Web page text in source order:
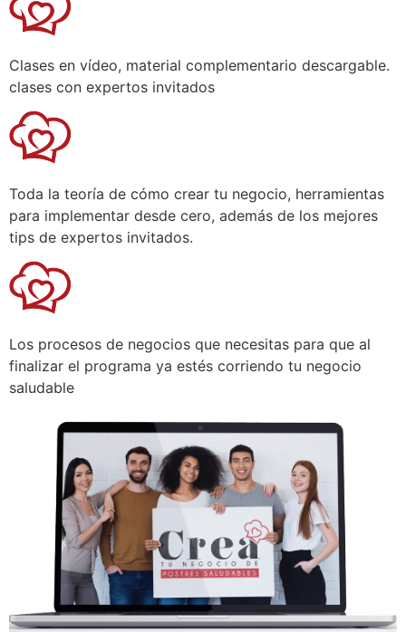
Clases en vídeo, material complementario descargable.
clases con expertos invitados
Toda la teoría de cómo crear tu negocio, herramientas
para implementar desde cero, además de los mejores
tips de expertos invitados.
Los procesos de negocios que necesitas para que al
finalizar el programa ya estés corriendo tu negocio
saludable